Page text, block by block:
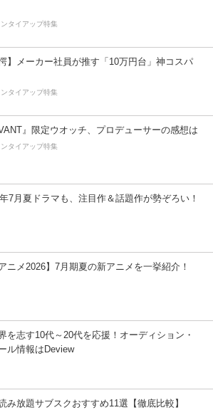
タイアップ特集
愕】メーカー社員が推す「10万円台」神コスパ
タイアップ特集
』限定ウオッチ、プロデューサーの感想は
タイアップ特集
7月夏ドラマも、注目作＆話題作が勢ぞろい！
アニメ2026】7月期夏の新アニメを一挙紹介！
を志す10代～20代を応援！オーディション・
ル情報はDeview
み放題サブスクおすすめ11選【徹底比較】